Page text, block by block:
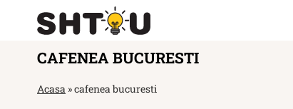
CAFENEA BUCURESTI
Acasa »cafenea bucuresti